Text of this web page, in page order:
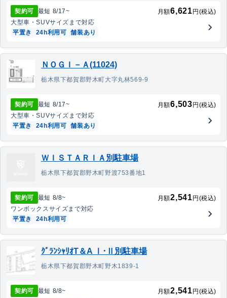
契約可 最短 8/17~ 月額6,621 円(税込)
大型車・SUVサイズまで対応
平置き
24h利用可 舗装あり
ＮＯＧＩ－Ａ(11024)
栃木県下都賀郡野木町大字丸林569-9
契約可 最短 8/17~ 月額6,503 円(税込)
大型車・SUVサイズまで対応
平置き
24h利用可 舗装あり
ＷＩＳＴＡＲＩＡ別駐車場
栃木県下都賀郡野木町野渡753番地1
契約可 最短 8/8~ 月額2,541 円(税込)
ワンボックスサイズまで対応
平置き
24h利用可
ｸﾞﾗﾝｼｬﾘｵT＆A Ⅰ･Ⅱ別駐車場
栃木県下都賀郡野木町野木1839-1
契約可 最短 8/8~ 月額2,541 円(税込)